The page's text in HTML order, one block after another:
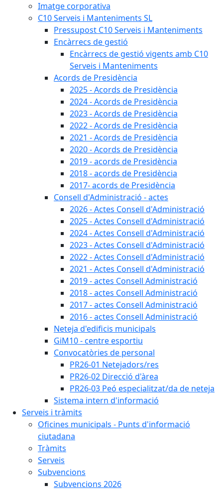
Imatge corporativa
C10 Serveis i Manteniments SL
Pressupost C10 Serveis i Manteniments
Encàrrecs de gestió
Encàrrecs de gestió vigents amb C10
Serveis i Manteniments
Acords de Presidència
2025 - Acords de Presidència
2024 - Acords de Presidència
2023 - Acords de Presidència
2022 - Acords de Presidència
2021 - Acords de Presidència
2020 - Acords de Presidència
2019 - acords de Presidència
2018 - acords de Presidència
2017- acords de Presidència
Consell d'Administració - actes
2026 - Actes Consell d'Administració
2025 - Actes Consell d'Administració
2024 - Actes Consell d'Administració
2023 - Actes Consell d'Administració
2022 - Actes Consell d'Administració
2021 - Actes Consell d'Administració
2019 - actes Consell Administració
2018 - actes Consell Administració
2017 - actes Consell Administració
2016 - actes Consell Administració
Neteja d'edificis municipals
GiM10 - centre esportiu
Convocatòries de personal
PR26-01 Netejadors/res
PR26-02 Direcció d'àrea
PR26-03 Peó especialitzat/da de neteja
Sistema intern d'informació
Serveis i tràmits
Oficines municipals - Punts d'informació
ciutadana
Tràmits
Serveis
Subvencions
Subvencions 2026